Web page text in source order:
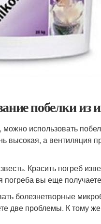
побелки из
использовать
высокая, а вентиляция
Красить погреб
вы еще
болезнетворные
две проблемы. К тому